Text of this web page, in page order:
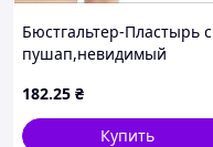
Бюстгальтер-Пластырь с
пушап,невидимый
Кинезиотейп для
подтягивания груди
182.25 ₴
Купить